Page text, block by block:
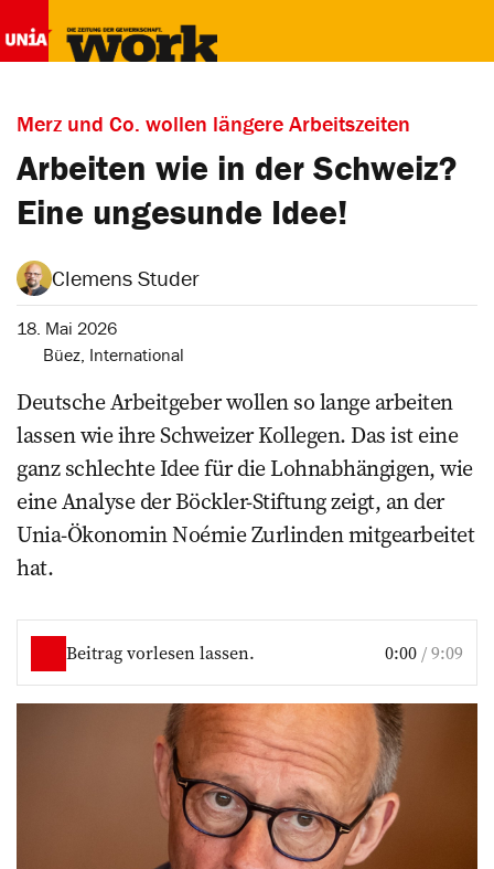
Merz und Co. wollen längere Arbeitszeiten
Arbeiten wie in der Schweiz?
Eine ungesunde Idee!
Clemens Studer
18. Mai 2026
Büez, International
Deutsche Arbeitgeber wollen so lange arbeiten
lassen wie ihre Schweizer Kollegen. Das ist eine
ganz schlechte Idee für die Lohnabhängigen, wie
eine Analyse der Böckler-Stiftung zeigt, an der
Unia-Ökonomin Noémie Zurlinden mitgearbeitet
hat.
Beitrag vorlesen lassen. 0:00 /9:09